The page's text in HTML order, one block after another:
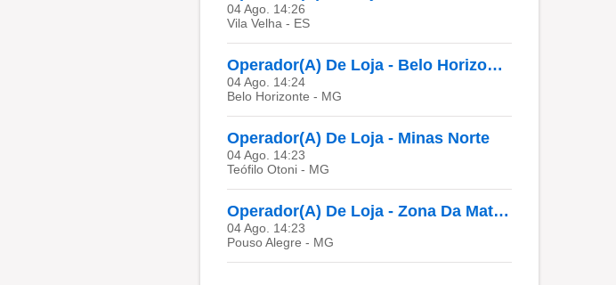
04 Ago. 14:26
Vila Velha - ES
Operador(A) De Loja - Belo Horizonte - MG
04 Ago. 14:24
Belo Horizonte - MG
Operador(A) De Loja - Minas Norte
04 Ago. 14:23
Teófilo Otoni - MG
Operador(A) De Loja - Zona Da Mata - MG
04 Ago. 14:23
Pouso Alegre - MG